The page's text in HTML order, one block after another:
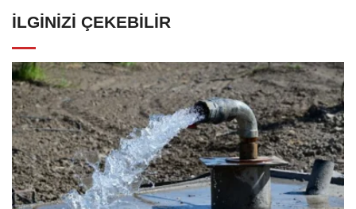
İLGINIZI ÇEKEBILIR